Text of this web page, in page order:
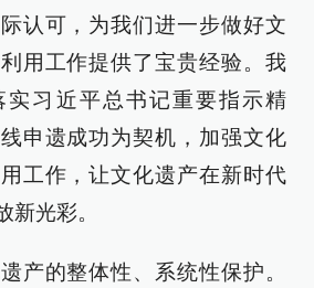
认可，为我们进一步做好文
用工作提供了宝贵经验。我
实习近平总书记重要指示精
申遗成功为契机，加强文化
工作，让文化遗产在新时代
新光彩。
产的整体性、系统性保护。